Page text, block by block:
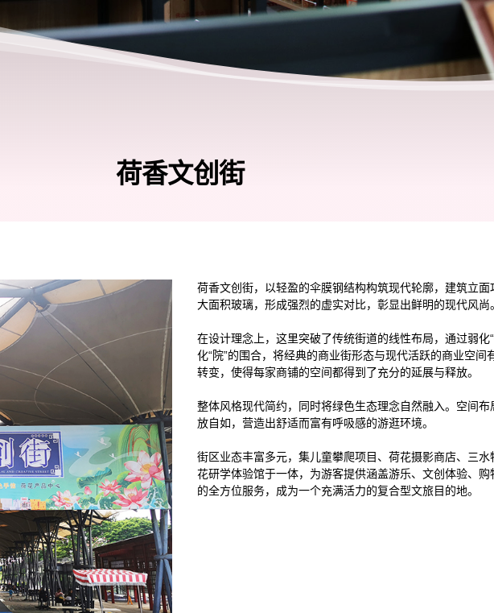
荷香文创街
荷香文创街，以轻盈的伞膜钢结构构筑现代轮廓，建筑立面
大面积玻璃，形成强烈的虚实对比，彰显出鲜明的现代风尚。
在设计理念上，这里突破了传统街道的线性布局，通过弱化
化“院”的围合，将经典的商业街形态与现代活跃的商业空间
转变，使得每家商铺的空间都得到了充分的延展与释放。
整体风格现代简约，同时将绿色生态理念自然融入。空间布
放自如，营造出舒适而富有呼吸感的游逛环境。
街区业态丰富多元，集儿童攀爬项目、荷花摄影商店、三水
花研学体验馆于一体，为游客提供涵盖游乐、文创体验、购
的全方位服务，成为一个充满活力的复合型文旅目的地。